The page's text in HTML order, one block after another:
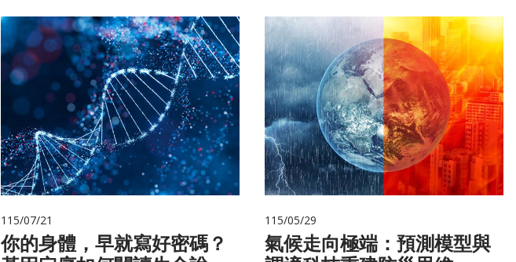
115/07/21
你的身體，早就寫好密碼？
115/05/29
氣候走向極端：預測模型與